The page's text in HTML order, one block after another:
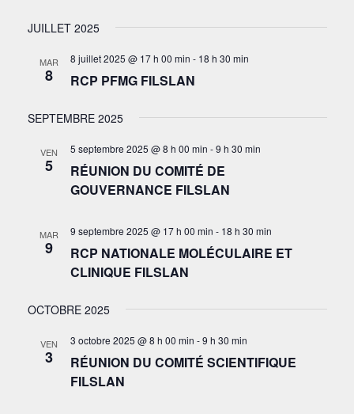
JUILLET 2025
MAR
8
8 juillet 2025 @ 17 h 00 min - 18 h 30 min
RCP PFMG FILSLAN
SEPTEMBRE 2025
VEN
5
5 septembre 2025 @ 8 h 00 min -9 h 30 min
RÉUNION DU COMITÉ DE
GOUVERNANCE FILSLAN
MAR
9
9 septembre 2025 @ 17 h 00 min - 18 h 30 min
RCP NATIONALE MOLÉCULAIRE ET
CLINIQUE FILSLAN
OCTOBRE 2025
VEN
3
3 octobre 2025 @ 8 h 00 min -9 h 30 min
RÉUNION DU COMITÉ SCIENTIFIQUE
FILSLAN